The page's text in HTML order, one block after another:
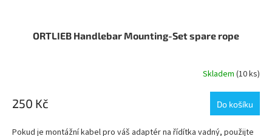
ORTLIEB Handlebar Mounting-Set spare rope
Skladem (10 ks)
250 Kč Do košíku
Pokud je montážní kabel pro váš adaptér na řídítka vadný, použijte